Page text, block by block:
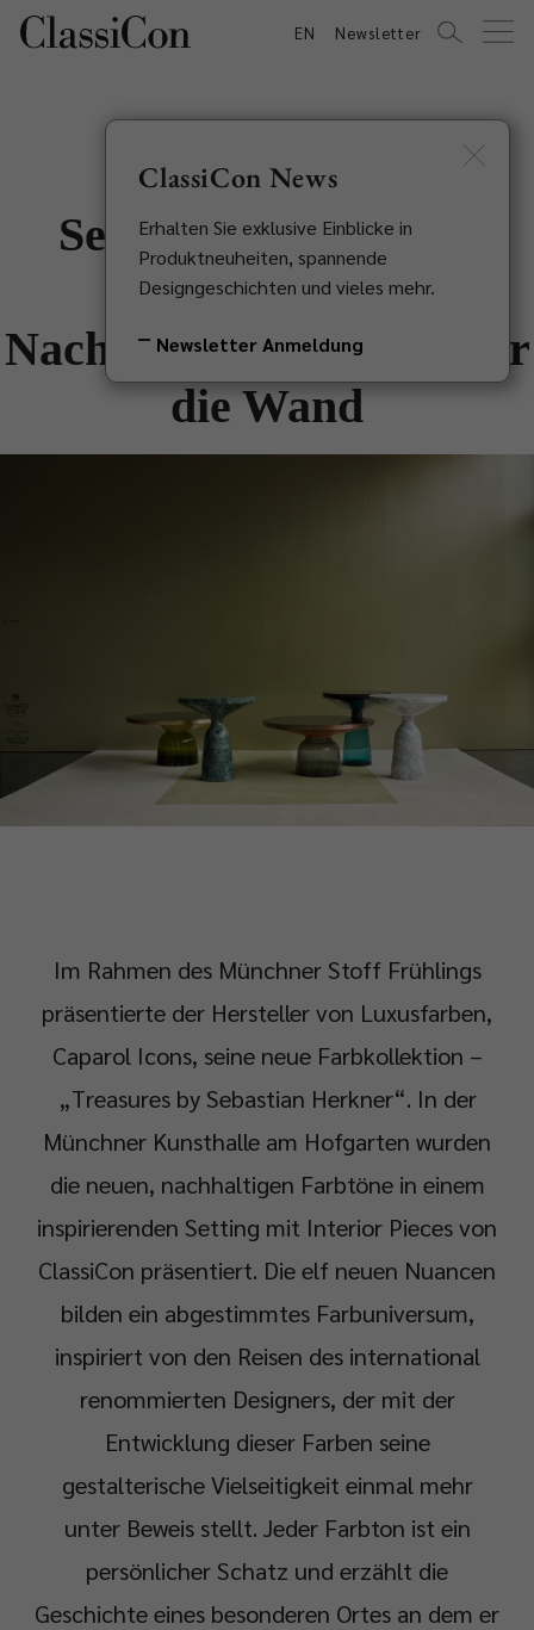
EN Newsletter
Sebastian Herkner x
Caparol Icons:
Nachhaltiger Lifestyle für
die Wand
Im Rahmen des Münchner Stoff Frühlings
präsentierte der Hersteller von Luxusfarben,
Caparol Icons, seine neue Farbkollektion –
„Treasures by Sebastian Herkner“. In der
Münchner Kunsthalle am Hofgarten wurden
die neuen, nachhaltigen Farbtöne in einem
inspirierenden Setting mit Interior Pieces von
ClassiCon präsentiert. Die elf neuen Nuancen
bilden ein abgestimmtes Farbuniversum,
inspiriert von den Reisen des international
renommierten Designers, der mit der
Entwicklung dieser Farben seine
gestalterische Vielseitigkeit einmal mehr
unter Beweis stellt. Jeder Farbton ist ein
persönlicher Schatz und erzählt die
Geschichte eines besonderen Ortes an dem er
ClassiCon News
Erhalten Sie exklusive Einblicke in
Produktneuheiten, spannende
Designgeschichten und vieles mehr.
Newsletter Anmeldung